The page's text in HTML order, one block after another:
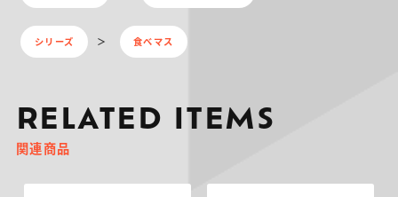
シリーズ 食べマス
RELATED ITEMS
関連商品